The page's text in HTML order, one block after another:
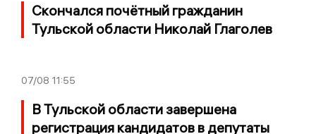
Скончался почётный гражданин
Тульской области Николай Глаголев
07/08 11:55
В Тульской области завершена
регистрация кандидатов в депутаты